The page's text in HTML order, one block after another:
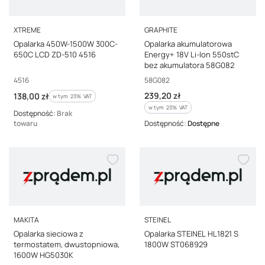
PRODUCENT
XTREME
Opalarka 450W-1500W 300C-
650C LCD ZD-510 4516
Kod producenta
4516
Cena brutto
138,00 zł w tym %s VAT
w tym 23% VAT
Dostępność: Brak
towaru
PRODUCENT
GRAPHITE
Opalarka akumulatorowa
Energy+ 18V Li-Ion 550stC
bez akumulatora 58G082
Kod producenta
58G082
Cena brutto
239,20 zł
w tym %s VAT
w tym 23% VAT
Dostępność:Dostępne
PRODUCENT
MAKITA
Opalarka sieciowa z
termostatem, dwustopniowa,
1600W HG5030K
PRODUCENT
STEINEL
Opalarka STEINEL HL1821 S
1800W ST068929